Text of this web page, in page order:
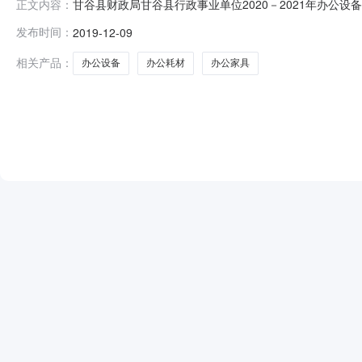
正文内容： 甘谷县财政局甘谷县行政事业单位2020－2021年办公设
服务采购单位甘谷县财政局行政区域甘谷县公告时间
银军、赵
发布时间： 2019-12-09
相关产品：
办公设备 办公耗材 办公家具